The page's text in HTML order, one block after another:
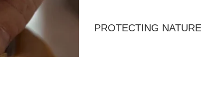
PROTECTING NATURE